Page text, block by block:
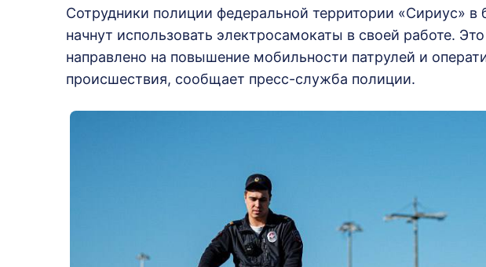
Сотрудники полиции федеральной территории «Сириус»
начнут использовать электросамокаты в своей работе.
направлено на повышение мобильности патрулей и
происшествия, сообщает пресс-служба полиции.